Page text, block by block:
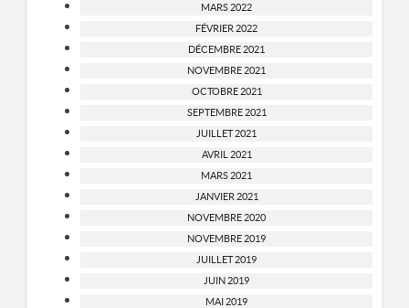
MARS 2022
FÉVRIER 2022
DÉCEMBRE 2021
NOVEMBRE 2021
OCTOBRE 2021
SEPTEMBRE 2021
JUILLET 2021
AVRIL 2021
MARS 2021
JANVIER 2021
NOVEMBRE 2020
NOVEMBRE 2019
JUILLET 2019
JUIN 2019
MAI 2019